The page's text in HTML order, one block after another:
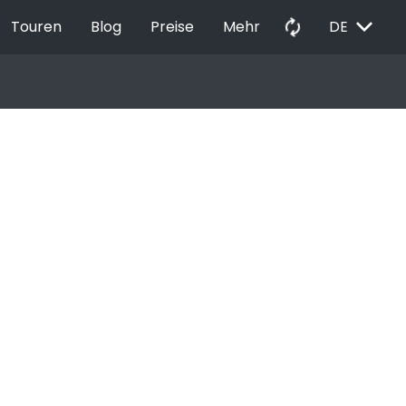
Touren Blog Preise Mehr autorenew DE EXPAND_MORE